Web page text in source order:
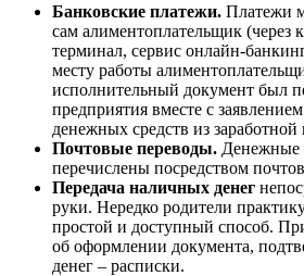
Банковские платежи. Платежи
сам алиментоплательщик (через
терминал, сервис онлайн-
месту работы
исполнительный документ был
предприятия вместе с
денежных средств из
Почтовые переводы. Денежные
перечислены посредством
Передача наличных денег
руки. Нередко родители
простой и доступный способ.
об оформлении документа,
денег – расписки.